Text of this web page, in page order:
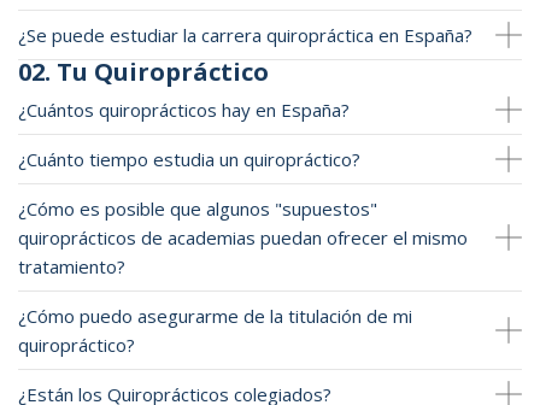
¿Se puede estudiar la carrera quiropráctica en España?
02. Tu Quiropráctico
¿Cuántos quiroprácticos hay en España?
¿Cuánto tiempo estudia un quiropráctico?
¿Cómo es posible que algunos "supuestos"
quiroprácticos de academias puedan ofrecer el mismo
tratamiento?
¿Cómo puedo asegurarme de la titulación de mi
quiropráctico?
¿Están los Quiroprácticos colegiados?